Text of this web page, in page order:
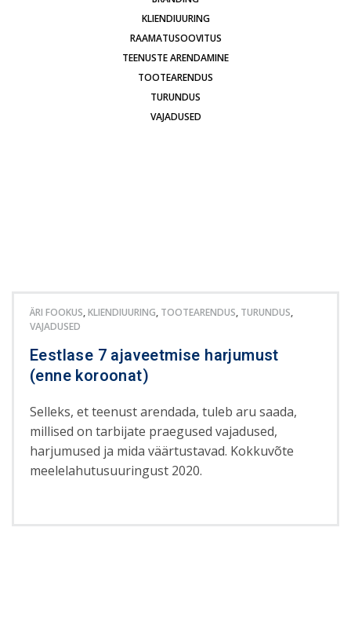
KLIENDIUURING
RAAMATUSOOVITUS
TEENUSTE ARENDAMINE
TOOTEARENDUS
TURUNDUS
VAJADUSED
ÄRI FOOKUS,KLIENDIUURING, TOOTEARENDUS, TURUNDUS,
VAJADUSED
Eestlase 7 ajaveetmise harjumust
(enne koroonat)
Selleks, et teenust arendada, tuleb aru saada,
millised on tarbijate praegused vajadused,
harjumused ja mida väärtustavad. Kokkuvõte
meelelahutusuuringust 2020.